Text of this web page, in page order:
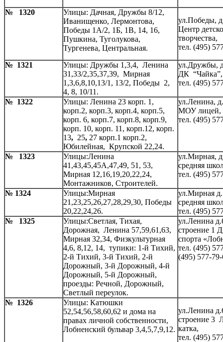
№ 1320
Улицы: Дачная, Дружбы 8/12,
Иванищенко, Лермонтова,
Победы 1А/2, 1Б, 1В, 14, 16,
Пушкина, Туголукова,
Тургенева, Центральная.
ул.Победы,
Центр
творчества,
тел. (495)
№ 1321
Улицы: Дружбы 1,3,4, Ленина
31,33/2,35,37,39, Мирная
1,3,6,8,10,13/1, 13/2, Победы 2,
4, 8, 10/11.
ул.Дружбы,
ДК “Чайка”,
тел. (495)
№ 1322
Улицы: Ленина 23 корп. 1,
корп.2, корп.3, корп.4, корп.5,
корп. 6, корп.7, корп.8, корп.9,
корп. 10, корп. 11, корп.12, корп.
13, 25, 27 корп.1 корп.2,
Юбилейная, Крупской 22,24.
ул.Ленина,
МОУ лицей,
тел. (495)
№ 1323
Улицы:Ленина
41,43,45,45А,47,49, 51, 53,
Мирная 12,16,19,20,22,24,
Монтажников, Строителей.
ул.Мирная,
средняя
тел. (495)
№ 1324
Улицы:Мирная
21,23,25,26,27,28,29,30, Победы
20,22,24,26.
ул.Мирная
средняя
тел. (495)
№ 1325
Улицы:Светлая, Тихая,
Дорожная, Ленина 57,59,61,63,
Мирная 32,34, Физкультурная
4,6, 8,12, 14, тупики: 1-й Тихий,
2-й Тихий, 3-й Тихий, 2-й
Дорожный, 3-й Дорожный, 4-й
Дорожный, 5-й Дорожный,
проезды: Речной, Дорожный,
Светлый переулок.
ул.Ленина
строение 1
спорта
тел. (495)
(495) 577-
№ 1326
Улицы: Катюшки
52,54,56,58,60,62 и дома на
правах личной собственности,
Лобненский бульвар 3,4,5,7,9,12.
ул.Ленина
строение 3
катка,
тел. (495)